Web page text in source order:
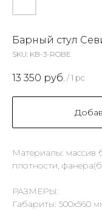
Барный стул
SKU: KB-3-ROBE
13 350 руб. / 1 pc
Материалы: массив
плотности,
РАЗМЕРЫ:
Габариты: 500х560